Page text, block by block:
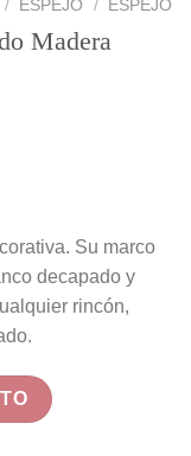
/ ESPEJO / ESPEJO
Madera
€.
Su marco
decapado y
rincón,
Mango Blanco